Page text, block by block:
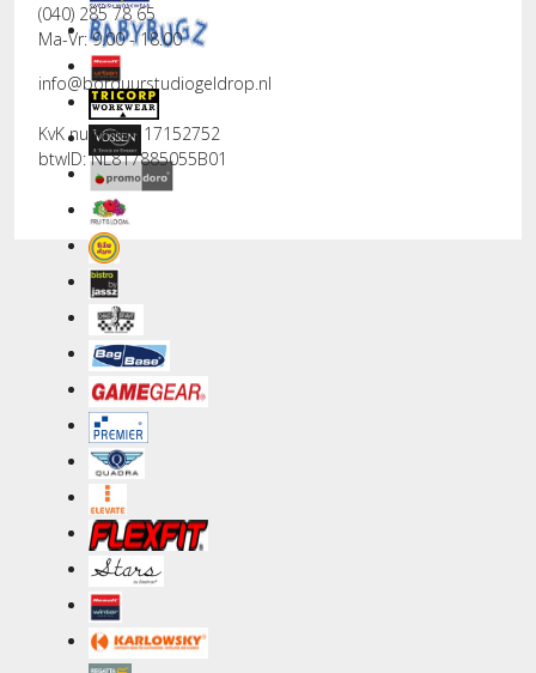
(040) 285 78 65
Ma-Vr: 9.00 - 18.00
info@borduurstudiogeldrop.nl
KvK nummer: 17152752
btwID: NL817885055B01